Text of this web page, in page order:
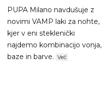
PUPA Milano navdušuje z
novimi VAMP laki za nohte,
kjer v eni steklenički
najdemo kombinacijo vonja,
baze in barve. Več